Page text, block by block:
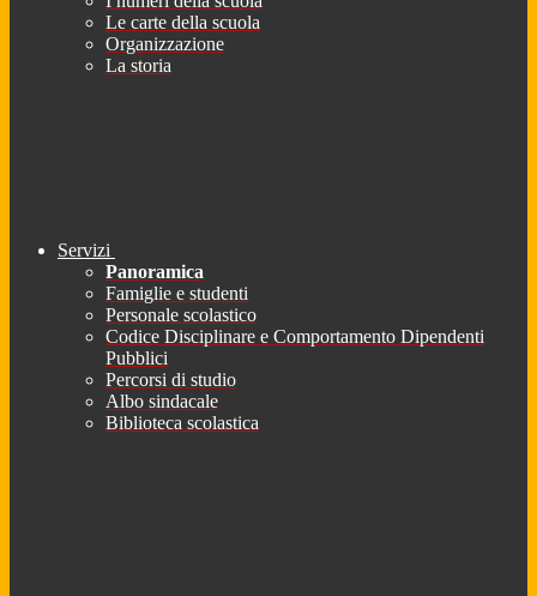
Le carte della scuola
Organizzazione
La storia
Servizi
Panoramica
Famiglie e studenti
Personale scolastico
Codice Disciplinare e Comportamento Dipendenti
Pubblici
Percorsi di studio
Albo sindacale
Biblioteca scolastica